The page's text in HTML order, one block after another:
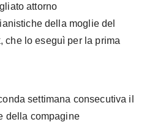
attorno
della moglie del
che lo eseguì per la prima
settimana consecutiva il
della compagine